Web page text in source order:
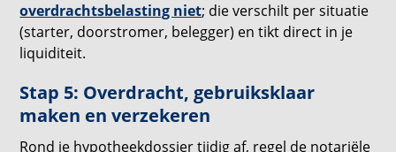
overdrachtsbelasting niet; die verschilt per situatie
(starter, doorstromer, belegger) en tikt direct in je
liquiditeit.
Stap 5: Overdracht, gebruiksklaar
maken en verzekeren
Rond je hypotheekdossier tijdig af, regel de notariële